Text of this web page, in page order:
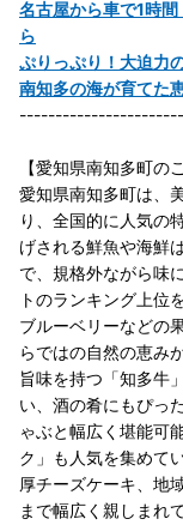
名古屋から車で1時
ら
ぷりっぷり！大迫力
南知多の海が育てた
【愛知県南知多町の
愛知県南知多町は、
り、全国的に人気の
げされる鮮魚や海鮮
で、規格外ながら味
トのランキング上位
ブルーベリーなどの
らではの自然の恵み
旨味を持つ「知多牛
い、酒の肴にもぴっ
ゃぶと幅広く堪能可
ク」も人気を集めて
厚チーズケーキ、地
まで幅広く親しまれ